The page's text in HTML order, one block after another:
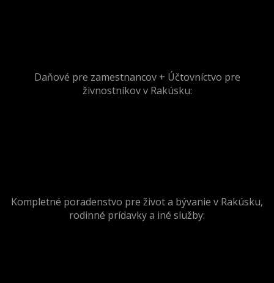
Daňové pre zamestnancov + Účtovníctvo pre
živnostníkov v Rakúsku:
Kompletné poradenstvo pre život a bývanie v Rakúsku,
rodinné prídavky a iné služby: